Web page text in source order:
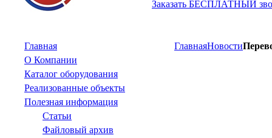
Заказать БЕСПЛАТНЫЙ
Главная
О Компании
Каталог оборудования
Реализованные объекты
Полезная информация
Статьи
Файловый архив
ГлавнаяНовости